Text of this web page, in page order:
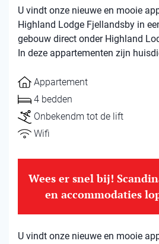
U vindt onze nieuwe en mooie
Highland Lodge Fjellandsby in
gebouw direct onder Highland
In deze appartementen zijn
Appartement
4 bedden
Onbekendm tot de lift
Wifi
Wees er snel bij!
en accommodaties
U vindt onze nieuwe en mooie